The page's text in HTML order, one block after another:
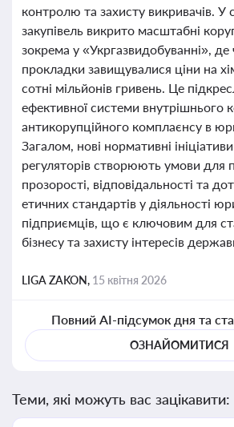
контролю та захисту викривачів. У
закупівель викрито масштабні
зокрема у «Укргазвидобуванні», де
прокладки завищувалися ціни на
сотні мільйонів гривень. Це
ефективної системи внутрішнього
антикорупційного комплаєнсу в
Загалом, нові нормативні
регуляторів створюють умови для
прозорості, відповідальності та
етичних стандартів у діяльності
підприємців, що є ключовим для
бізнесу та захисту інтересів
LIGA ZAKON, 15 квітня 2026
Повний AI-підсумок дня та
ОЗНАЙОМИТИСЯ
Теми, які можуть вас зацікавити: